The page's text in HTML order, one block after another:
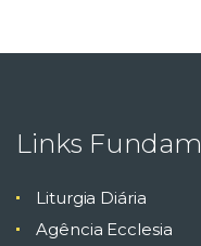
Links
Liturgia Diária
Agência Ecclesia